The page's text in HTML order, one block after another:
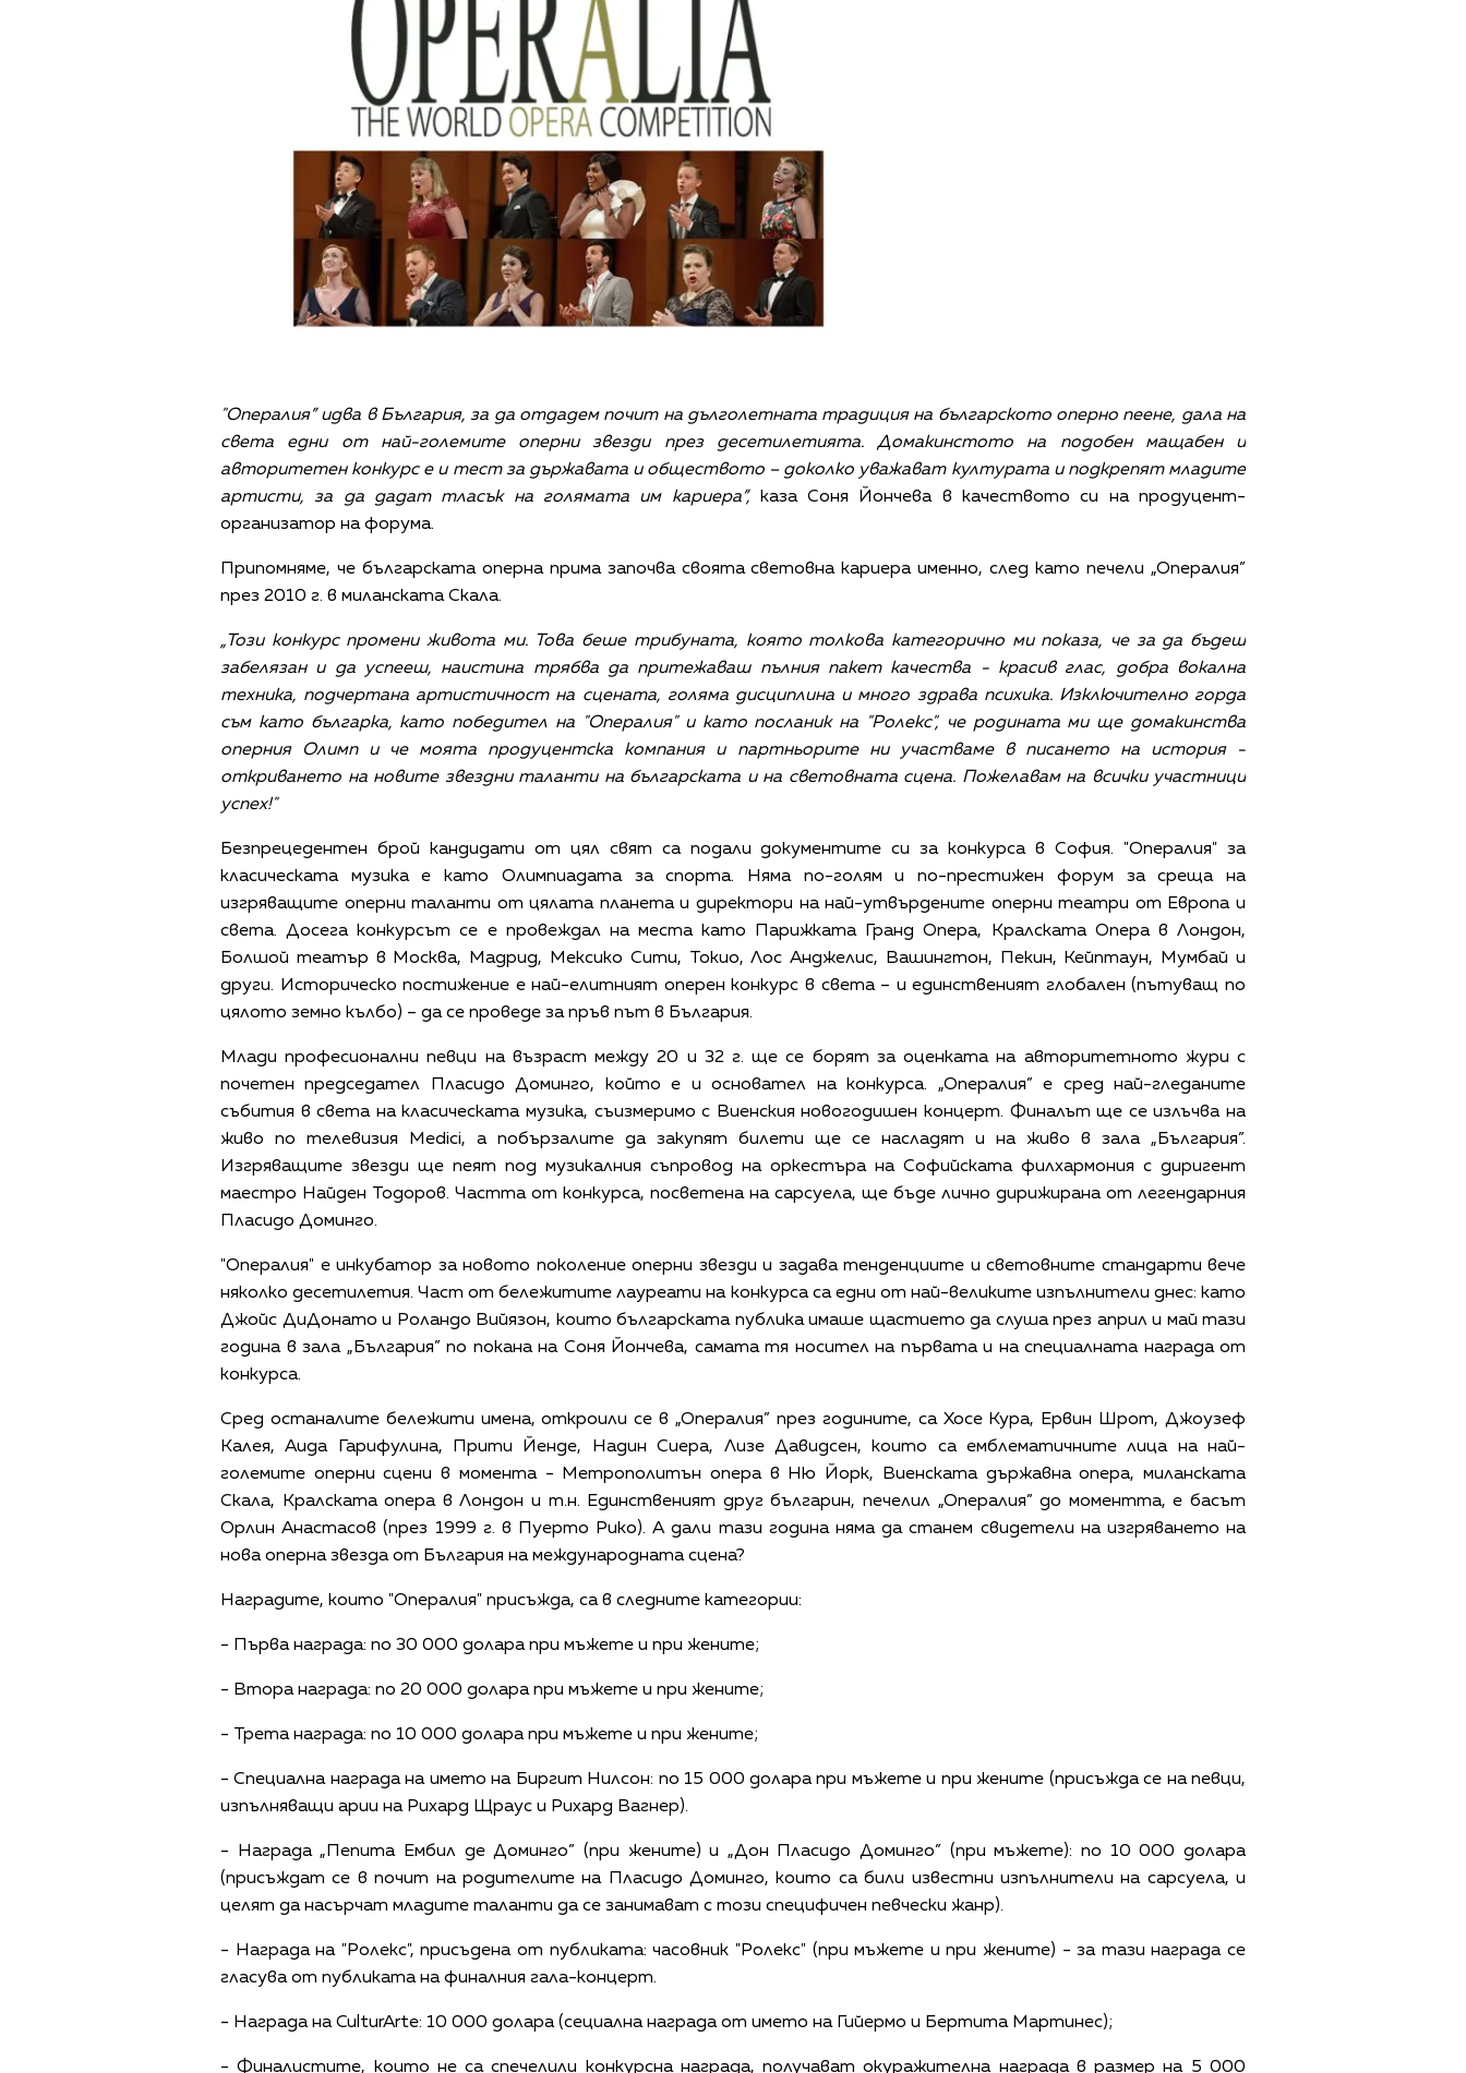
"Опералия” идва в България, за да отдадем почит на дълголетната традиция на българското оперно пеене, дала на
света едни от най-големите оперни звезди през десетилетията. Домакинстото на подобен мащабен и
авторитетен конкурс е и тест за държавата и обществото – доколко уважават културата и подкрепят младите
артисти, за да дадат тласък на голямата им кариера”,
каза Соня Йончева в качеството си на продуцент-
организатор на форума.
Припомняме, че българската оперна прима започва своята световна кариера именно, след като печели „Опералия”
през 2010 г. в миланската Скала.
„Този конкурс промени живота ми. Това беше трибуната, която толкова категорично ми показа, че за да бъдеш
забелязан и да успееш, наистина трябва да притежаваш пълния пакет качества - красив глас, добра вокална
техника, подчертана артистичност на сцената, голяма дисциплина и много здрава психика. Изключително горда
съм като българка, като победител на "Опералия" и като посланик на "Ролекс", че родината ми ще домакинства
оперния Олимп и че моята продуцентска компания и партньорите ни участваме в писането на история -
откриването на новите звездни таланти на българската и на световната сцена. Пожелавам на всички участници
успех!"
Безпрецедентен брой кандидати от цял свят са подали документите си за конкурса в София. "Опералия" за
класическата музика е като Олимпиадата за спорта. Няма по-голям и по-престижен форум за среща на
изгряващите оперни таланти от цялата планета и директори на най-утвърдените оперни театри от Европа и
света. Досега конкурсът се е провеждал на места като Парижката Гранд Опера, Кралската Опера в Лондон,
Болшой театър в Москва, Мадрид, Мексико Сити, Токио, Лос Анджелис, Вашингтон, Пекин, Кейптаун, Мумбай и
други. Историческо постижение е най-елитният оперен конкурс в света – и единственият глобален (пътуващ по
цялото земно кълбо) – да се проведе за пръв път в България.
Млади професионални певци на възраст между 20 и 32 г. ще се борят за оценката на авторитетното жури с
почетен председател Пласидо Доминго, който е и основател на конкурса. „Опералия” е сред най-гледаните
събития в света на класическата музика, съизмеримо с Виенския новогодишен концерт. Финалът ще се излъчва на
живо по телевизия Medici, а побързалите да закупят билети ще се насладят и на живо в зала „България”.
Изгряващите звезди ще пеят под музикалния съпровод на оркестъра на Софийската филхармония с диригент
маестро Найден Тодоров. Частта от конкурса, посветена на сарсуела, ще бъде лично дирижирана от легендарния
Пласидо Доминго.
"Опералия" е инкубатор за новото поколение оперни звезди и задава тенденциите и световните стандарти вече
няколко десетилетия. Част от бележитите лауреати на конкурса са едни от най-великите изпълнители днес: като
Джойс ДиДонато и Роландо Вийязон, които българската публика имаше щастието да слуша през април и май тази
година в зала „България” по покана на Соня Йончева, самата тя носител на първата и на специалната награда от
конкурса.
Сред останалите бележити имена, откроили се в „Опералия” през годините, са Хосе Кура, Ервин Шрот, Джоузеф
Калея, Аида Гарифулина, Прити Йенде, Надин Сиера, Лизе Давидсен, които са емблематичните лица на най-
големите оперни сцени в момента - Метрополитън опера в Ню Йорк, Виенската държавна опера, миланската
Скала, Кралската опера в Лондон и т.н. Единственият друг българин, печелил „Опералия” до моментта, е басът
Орлин Анастасов (през 1999 г. в Пуерто Рико). А дали тази година няма да станем свидетели на изгряването на
нова оперна звезда от България на международната сцена?
Наградите, които "Опералия" присъжда, са в следните категории:
- Първа награда: по 30 000 долара при мъжете и при жените;
- Втора награда: по 20 000 долара при мъжете и при жените;
- Трета награда: по 10 000 долара при мъжете и при жените;
- Специална награда на името на Биргит Нилсон: по 15 000 долара при мъжете и при жените (присъжда се на певци,
изпълняващи арии на Рихард Щраус и Рихард Вагнер).
- Награда „Пепита Ембил де Доминго” (при жените) и „Дон Пласидо Доминго” (при мъжете): по 10 000 долара
(присъждат се в почит на родителите на Пласидо Доминго, които са били известни изпълнители на сарсуела, и
целят да насърчат младите таланти да се занимават с този специфичен певчески жанр).
- Награда на "Ролекс", присъдена от публиката: часовник "Ролекс" (при мъжете и при жените) - за тази награда се
гласува от публиката на финалния гала-концерт.
- Награда на CulturArte: 10 000 долара (сециална награда от името на Гийермо и Бертита Мартинес);
- Финалистите, които не са спечелили конкурсна награда, получават окуражителна награда в размер на 5 000